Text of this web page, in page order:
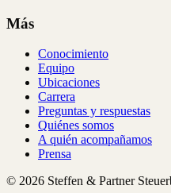
Más
Conocimiento
Equipo
Ubicaciones
Carrera
Preguntas y respuestas
Quiénes somos
A quién acompañamos
Prensa
© 2026 Steffen & Partner